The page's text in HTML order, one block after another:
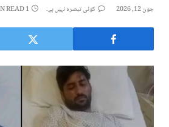
جون 12, 2026 کوئی تبصرہ نہیں ہے۔ 1 MIN READ